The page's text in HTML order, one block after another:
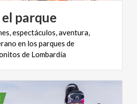
el parque
espectáculos, aventura,
en los parques de
de Lombardía